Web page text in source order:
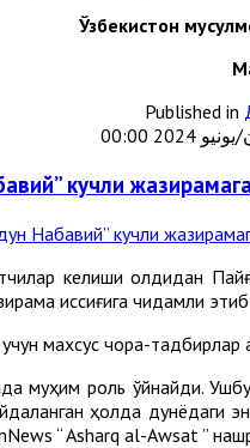
Ўзбекистон
М
Published in
келиши олдидан
иссиғига чидамли этиб
махсус чора-тадбирлар
муҳим роль ўйнайди.
ҳолда дунёдаги
“ Asharq al-Awsat ”